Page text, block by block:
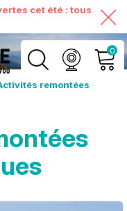
cet été : tous
0
MON COMPTE
VOIR MON PANIER
remontées